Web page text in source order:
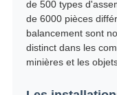
de 500 types
de 6000 pièces
balancement sont
distinct dans les
minières et les